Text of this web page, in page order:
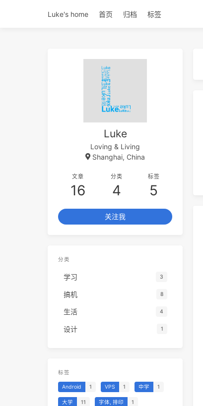
Luke's home 首页 归档 标签
Luke
Loving & Living
Shanghai, China
文章
16
分类
4
标签
5
关注我
分类
学习 3
搞机 8
生活 4
设计 1
标签
Android 1 VPS 1 中学 1
大学 11 字体, 排印 1